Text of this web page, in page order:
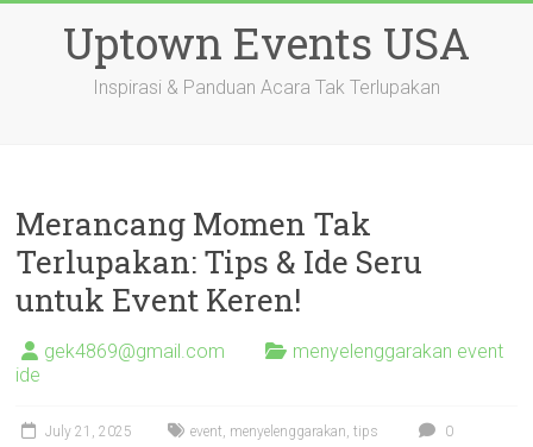
Uptown Events USA
Inspirasi & Panduan Acara Tak Terlupakan
Merancang Momen Tak
Terlupakan: Tips & Ide Seru
untuk Event Keren!
gek4869@gmail.com
menyelenggarakan event
ide
July 21, 2025 event, menyelenggarakan,tips
0